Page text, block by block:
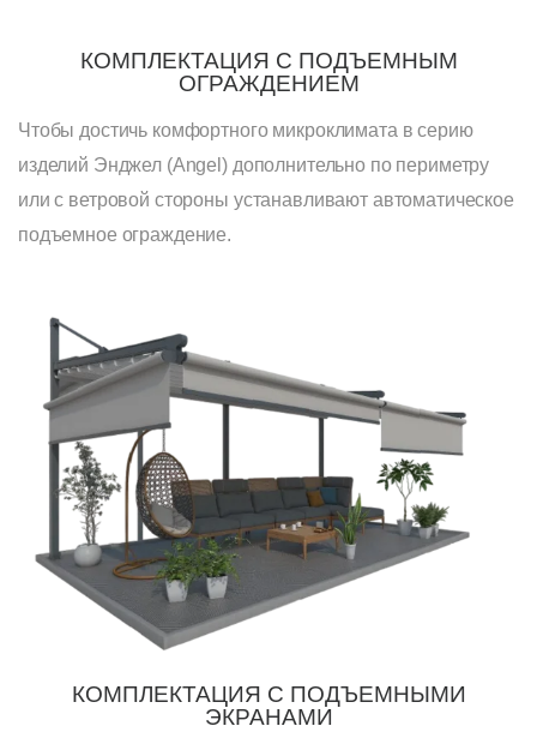
КОМПЛЕКТАЦИЯ С ПОДЪЕМНЫМ
ОГРАЖДЕНИЕМ
Чтобы достичь комфортного микроклимата в серию
изделий Энджел (Angel) дополнительно по периметру
или с ветровой стороны устанавливают автоматическое
подъемное ограждение.
КОМПЛЕКТАЦИЯ С ПОДЪЕМНЫМИ
ЭКРАНАМИ